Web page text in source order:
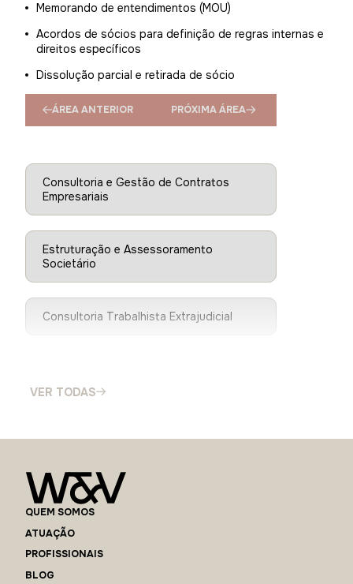
Memorando de entendimentos (MOU)
Acordos de sócios para definição de regras internas e
direitos específicos
Dissolução parcial e retirada de sócio
ÁREA ANTERIOR PRÓXIMA ÁREA
Consultoria e Gestão de Contratos
Empresariais
Estruturação e Assessoramento
Societário
Consultoria Trabalhista Extrajudicial
Políticas Internas
Suporte em Negociações e Acordos
Coletivos
Treinamentos e Capacitações para
Gestores
VER TODAS
QUEM SOMOS
ATUAÇÃO
PROFISSIONAIS
BLOG